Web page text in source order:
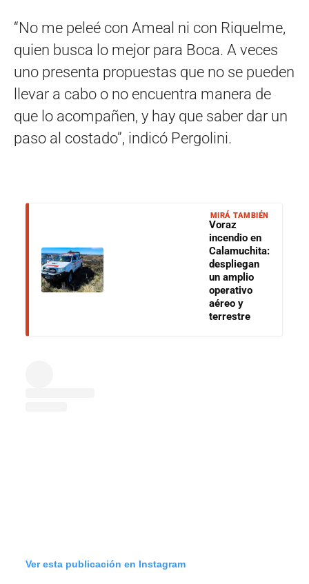
“No me peleé con Ameal ni con Riquelme,
quien busca lo mejor para Boca. A veces
uno presenta propuestas que no se pueden
llevar a cabo o no encuentra manera de
que lo acompañen, y hay que saber dar un
paso al costado”, indicó Pergolini.
MIRÁ TAMBIÉN
Voraz
incendio en
Calamuchita:
despliegan
un amplio
operativo
aéreo y
terrestre
Ver esta publicación en Instagram